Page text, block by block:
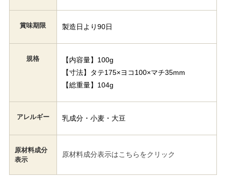
賞味期限 製造日より90日
規格
【内容量】100g
【寸法】タテ175×ヨコ100×マチ35mm
【総重量】104g
アレルギー 乳成分・小麦・大豆
原材料成分
表示
原材料成分表示はこちらをクリック